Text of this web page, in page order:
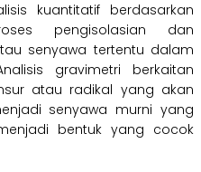
kuantitatif berdasarkan
pengisolasian dan
senyawa tertentu dalam
gravimetri berkaitan
atau radikal yang akan
senyawa murni yang
bentuk yang cocok